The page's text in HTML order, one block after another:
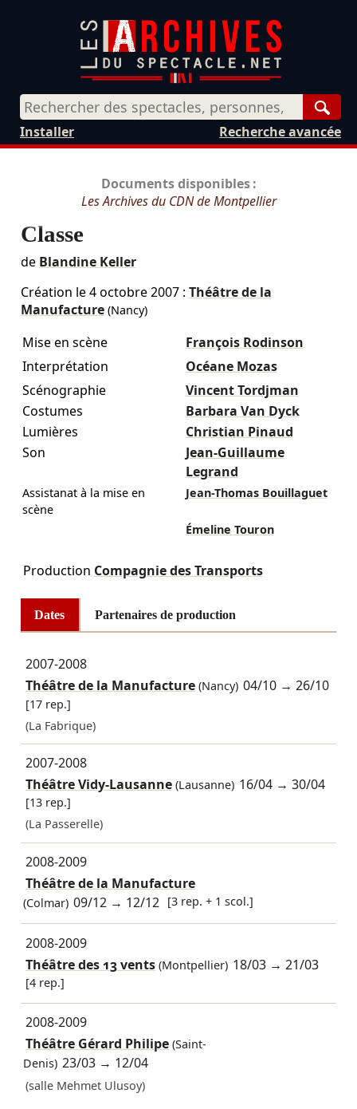
Recherche avancée
Installer
Documents disponibles :
Les Archives du CDN de Montpellier
Classe
de Blandine Keller
Création le4 octobre 2007: Théâtre de la
Manufacture(Nancy)
Mise en scène
François Rodinson
Interprétation
Océane Mozas
Scénographie
Vincent Tordjman
Costumes
Barbara Van Dyck
Lumières
Christian Pinaud
Son
Jean-Guillaume
Legrand
Assistanat à la mise en
scène
Jean-Thomas Bouillaguet
Émeline Touron
Production Compagnie des Transports
Dates Partenaires de production
2007-2008
Théâtre de la Manufacture(Nancy) 04/10 →26/10
[17 rep.]
(La Fabrique)
2007-2008
Théâtre Vidy-Lausanne(Lausanne) 16/04 →30/04
[13 rep.]
(La Passerelle)
2008-2009
Théâtre de la Manufacture
(Colmar) 09/12 → 12/12 [3 rep. + 1 scol.]
2008-2009
Théâtre des 13 vents(Montpellier) 18/03 →21/03
[4 rep.]
2008-2009
Théâtre Gérard Philipe(Saint-
Denis) 23/03 → 12/04
(salle Mehmet Ulusoy)